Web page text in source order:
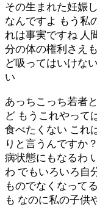
その生まれた妊娠
なんですよ もう私
れは事実ですね 人
分の体の権利さえ
ど吸ってはいけな
い
あっちこっち若者
ど もうこれやって
食べたくない これ
りと言うんですか
病状態にもなるわ
わ でもいろいろ自
ものでなくなって
も なのに私の子供